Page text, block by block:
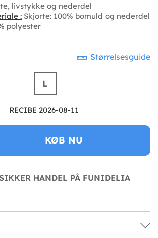
livstykke og nederdel
: Skjorte: 100% bomuld og nederdel
polyester
Størrelsesguide
L
RECIBE 2026-08-11
KØB NU
HANDEL PÅ FUNIDELIA